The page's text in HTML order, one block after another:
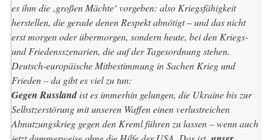
es ihm die ‚großen Mächte‘ vorgeben: also Kriegsfähigkeit
herstellen, die gerade denen Respekt abnötigt – und das nicht
erst morgen oder übermorgen, sondern heute, bei den Kriegs-
und Friedensszenarien, die auf der Tagesordnung stehen.
Deutsch-europäische Mitbestimmung in Sachen Krieg und
Frieden – da gibt es viel zu tun:
Gegen Russland ist es immerhin gelungen, die Ukraine bis zur
Selbstzerstörung mit unseren Waffen einen verlustreichen
Abnutzungskrieg gegen den Kreml führen zu lassen – wenn auch